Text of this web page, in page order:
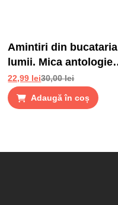
Amintiri din bucataria
lumii. Mica antologie
de gusturi, stari si
gustari
30,00lei
22,99 lei
Adaugă în coș